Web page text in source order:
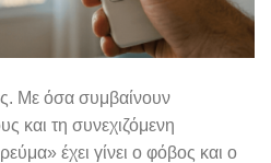
Με όσα συμβαίνουν
και τη συνεχιζόμενη
έχει γίνει ο φόβος και ο